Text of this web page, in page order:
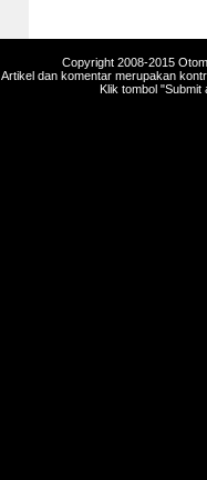
Copyright 2008-2015
Artikel dan komentar merupakan
Klik tombol